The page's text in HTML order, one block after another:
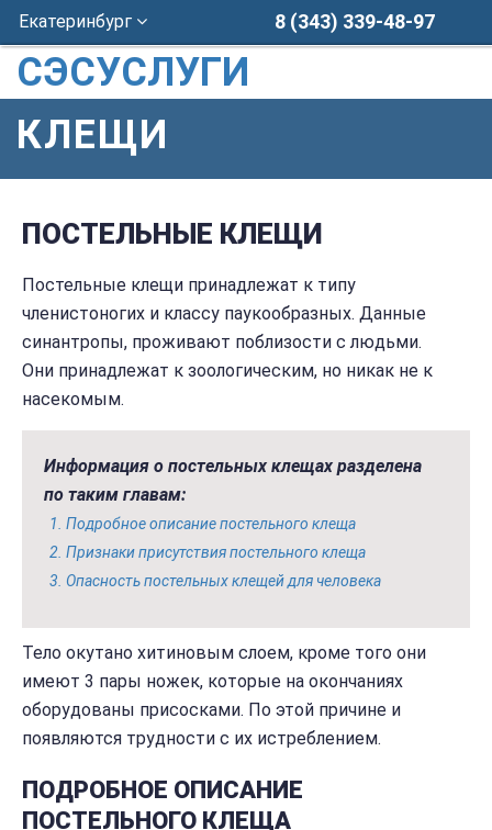
Екатеринбург 8 (343) 339-48-97
СЭСУСЛУГИ
КЛЕЩИ
ПОСТЕЛЬНЫЕ КЛЕЩИ
Постельные клещи принадлежат к типу
членистоногих и классу паукообразных. Данные
синантропы, проживают поблизости с людьми.
Они принадлежат к зоологическим, но никак не к
насекомым.
Информация о постельных клещах разделена
по таким главам:
Подробное описание постельного клеща
Признаки присутствия постельного клеща
Опасность постельных клещей для человека
Тело окутано хитиновым слоем, кроме того они
имеют 3 пары ножек, которые на окончаниях
оборудованы присосками. По этой причине и
появляются трудности с их истреблением.
ПОДРОБНОЕ ОПИСАНИЕ
ПОСТЕЛЬНОГО КЛЕЩА